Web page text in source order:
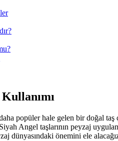
popüler hale gelen bir doğal
Angel taşlarının peyzaj
dünyasındaki önemini ele